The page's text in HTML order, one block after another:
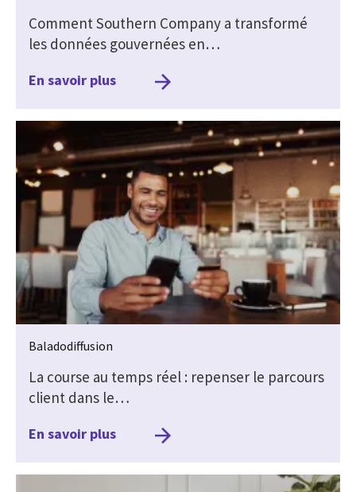
Comment Southern Company a transformé
les données gouvernées en…
En savoir plus
Baladodiffusion
La course au temps réel : repenser le parcours
client dans le…
En savoir plus